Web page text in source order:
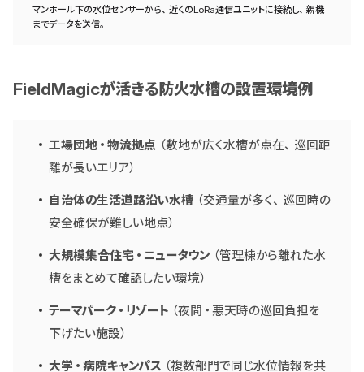
マンホール下の水位センサーから、近くのLoRa通信ユニットに接続し、親機
までデータを送信。
FieldMagicが活きる防火水槽の設置環境例
工場団地・物流拠点 （敷地が広く水槽が点在、巡回距
離が長いエリア）
自治体の生活道路沿い水槽 （交通量が多く、巡回時の
安全確保が難しい地点）
大規模集合住宅・ニュータウン （管理棟から離れた水
槽をまとめて確認したい環境）
テーマパーク・リゾート （夜間・悪天時の巡回負担を
下げたい施設）
大学・病院キャンパス （複数部門で同じ水位情報を共